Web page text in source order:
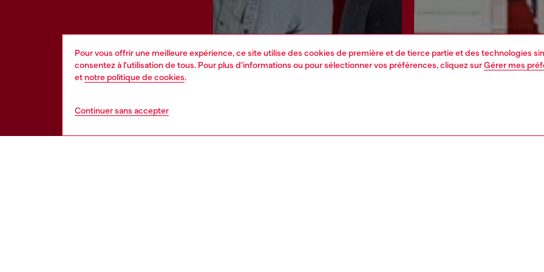
Pour vous offrir une meilleure expérience, ce site utilise des cookies de première et de tierce partie et des technologies
consentez à l'utilisation de tous. Pour plus d'informations ou pour sélectionner vos préférences, cliquez surGérer mes
et notre politique de cookies.
Continuer sans accepter